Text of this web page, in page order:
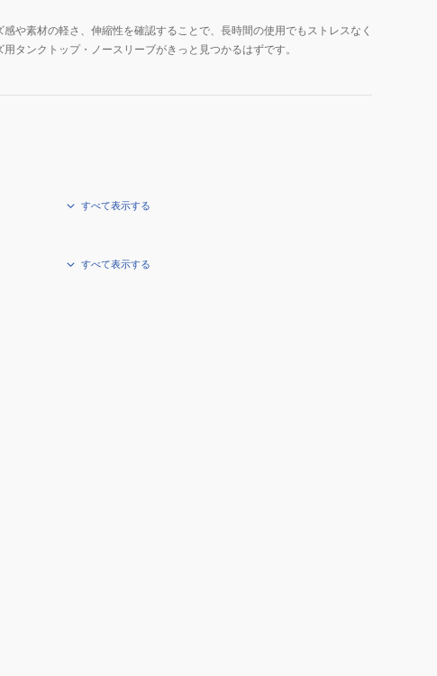
や素材の軽さ、伸縮性を確認することで、長時間の使用でもストレスなく
タンクトップ・ノースリーブがきっと見つかるはずです。
すべて表示する
すべて表示する